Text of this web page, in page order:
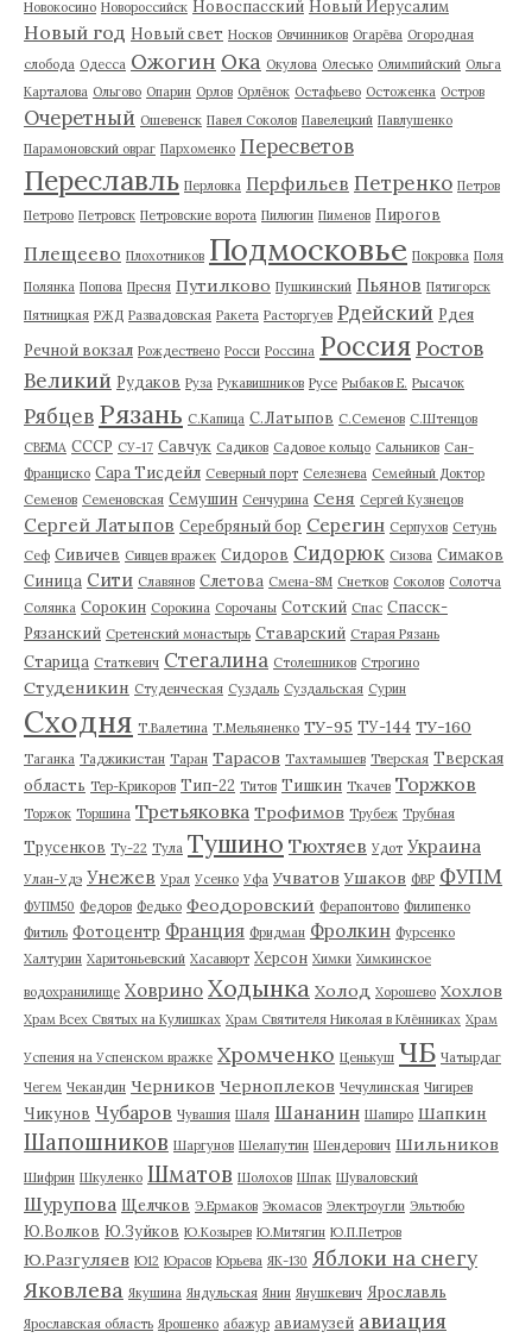
Новокосино Новороссийск Новоспасский Новый Иерусалим
Новый год Новый свет Носков Овчинников Огарёва Огородная
слобода Одесса Ожогин Ока Окулова Олесько Олимпийский Ольга
Карталова Ольгово Опарин Орлов Орлёнок Остафьево Остоженка Остров
Очеретный Ошевенск Павел Соколов Павелецкий Павлушенко
Парамоновский овраг Пархоменко Пересветов
Переславль Перловка Перфильев Петренко Петров
Петрово Петровск Петровские ворота Пилюгин Пименов Пирогов
Плещеево Плохотников Подмосковье Покровка Поля
Полянка Попова Пресня Путилково Пушкинский Пьянов Пятигорск
Пятницкая РЖД Развадовская Ракета Расторгуев Рдейский Рдея
Речной вокзал Рождествено Росси Россина Россия Ростов
Великий Рудаков Руза Рукавишников Русе Рыбаков Е. Рысачок
Рябцев Рязань С.Капица С.Латыпов С.Семенов С.Штенцов
СВЕМА СССР СУ-17 Савчук Садиков Садовое кольцо Сальников Сан-
Франциско Сара Тисдейл Северный порт Селезнева Семейный Доктор
Семенов Семеновская Семушин Сенчурина Сеня Сергей Кузнецов
Сергей Латыпов Серебряный бор Серегин Серпухов Сетунь
Сеф Сивичев Сивцев вражек Сидоров Сидорюк Сизова Симаков
Синица Сити Славянов Слетова Смена-8М Снетков Соколов Солотча
Солянка Сорокин Сорокина Сорочаны Сотский Спас Спасск-
Рязанский Сретенский монастырь Ставарский Старая Рязань
Старица Статкевич Стегалина Столешников Строгино
Студеникин Студенческая Суздаль Суздальская Сурин
Сходня Т.Валетина Т.Мельяненко ТУ-95 ТУ-144 ТУ-160
Таганка Таджикистан Таран Тарасов Тахтамышев Тверская Тверская
область Тер-Крикоров Тип-22 Титов Тишкин Ткачев Торжков
Торжок Торшина Третьяковка Трофимов Трубеж Трубная
Трусенков Ту-22 Тула Тушино Тюхтяев Удот Украина
Улан-Удэ Унежев Урал Усенко Уфа Учватов Ушаков ФВР ФУПМ
ФУПМ50 Федоров Федько Феодоровский Ферапонтово Филипенко
Фитиль Фотоцентр Франция Фридман Фролкин Фурсенко
Халтурин Харитоньевский Хасавюрт Херсон Химки Химкинское
водохранилище Ховрино Ходынка Холод Хорошево Хохлов
Храм Всех Святых на Кулишках Храм Святителя Николая в Клённиках Храм
Успения на Успенском вражке Хромченко Ценькуш ЧБ Чатырдаг
Чегем Чекандин Черников Черноплеков Чечулинская Чигирев
Чикунов Чубаров Чувашия Шаля Шананин Шапиро Шапкин
Шапошников Шаргунов Шелапутин Шендерович Шильников
Шифрин Шкуленко Шматов Шолохов Шпак Шуваловский
Шурупова Щелчков Э.Ермаков Экомасов Электроугли Эльтюбю
Ю.Волков Ю.Зуйков Ю.Козырев Ю.Митягин Ю.П.Петров
Ю.Разгуляев Ю12 Юрасов Юрьева ЯК-130 Яблоки на снегу
Яковлева Якушина Яндульская Янин Янушкевич Ярославль
Ярославская область Ярошенко абажур авиамузей авиация